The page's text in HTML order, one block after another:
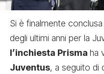
Si è finalmente
degli ultimi anni per la
l’inchiesta Prisma ha
Juventus, a seguito di